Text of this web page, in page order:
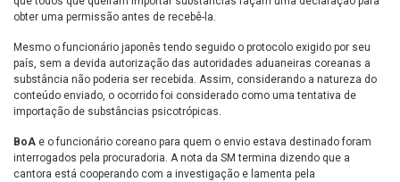
obter uma permissão antes de recebê-la.
Mesmo o funcionário japonês tendo seguido o protocolo exigido por seu
país, sem a devida autorização das autoridades aduaneiras coreanas a
substância não poderia ser recebida. Assim, considerando a natureza do
conteúdo enviado, o ocorrido foi considerado como uma tentativa de
importação de substâncias psicotrópicas.
BoA e o funcionário coreano para quem o envio estava destinado foram
interrogados pela procuradoria. A nota da SM termina dizendo que a
cantora está cooperando com a investigação e lamenta pela